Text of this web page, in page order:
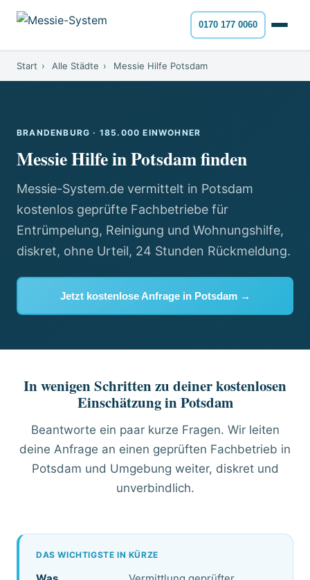
0170 177 0060
Start › Alle Städte › Messie Hilfe Potsdam
BRANDENBURG · 185.000 EINWOHNER
Messie Hilfe in Potsdam finden
Messie-System.de vermittelt in Potsdam
kostenlos geprüfte Fachbetriebe für
Entrümpelung, Reinigung und Wohnungshilfe,
diskret, ohne Urteil, 24 Stunden Rückmeldung.
Jetzt kostenlose Anfrage in Potsdam →
In wenigen Schritten zu deiner kostenlosen
Einschätzung in Potsdam
Beantworte ein paar kurze Fragen. Wir leiten
deine Anfrage an einen geprüften Fachbetrieb in
Potsdam und Umgebung weiter, diskret und
unverbindlich.
DAS WICHTIGSTE IN KÜRZE